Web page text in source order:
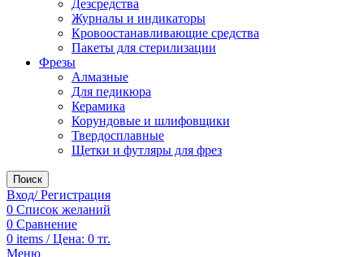
Дезсредства
Журналы и индикаторы
Кровоостанавливающие средства
Пакеты для стерилизации
Фрезы
Алмазные
Для педикюра
Керамика
Корундовые и шлифовщики
Твердосплавные
Щетки и футляры для фрез
Поиск
Вход/ Регистрация
0 Список желаний
0 Сравнение
0 items / Цена: 0 тг.
Меню